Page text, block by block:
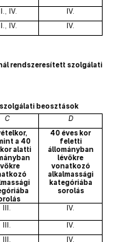
IV.
IV.
IV. IV.
rendszeresített szolgálati
beosztások
C
D
a 40
alatti
40 éves kor
feletti
állományban
lévőkre
vonatkozó
alkalmassági
kategóriába
sorolás
III. IV.
III.
IV.
III. IV.